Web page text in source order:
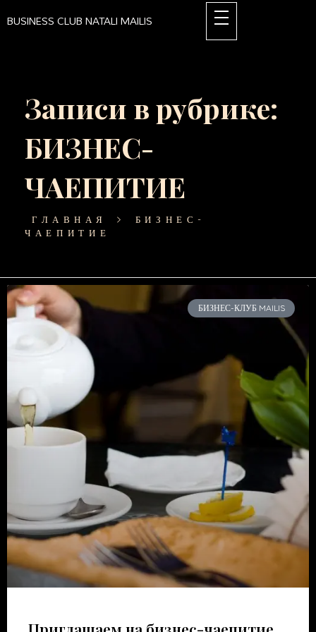
BUSINESS CLUB NATALI MAILIS
ГЛАВНАЯ
БИЗНЕС-
ЧАЕПИТИЕ
Записи в рубрике:
БИЗНЕС-
ЧАЕПИТИЕ
БИЗНЕС-КЛУБ MAILIS